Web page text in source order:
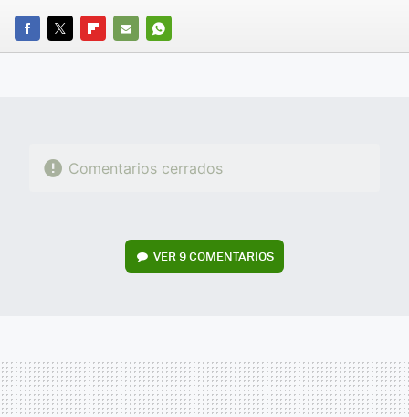
FACEBOOK
TWITTERFLIPBOARD
E-
WHATSAPP
Comentarios cerrados
VER9 COMENTARIOS